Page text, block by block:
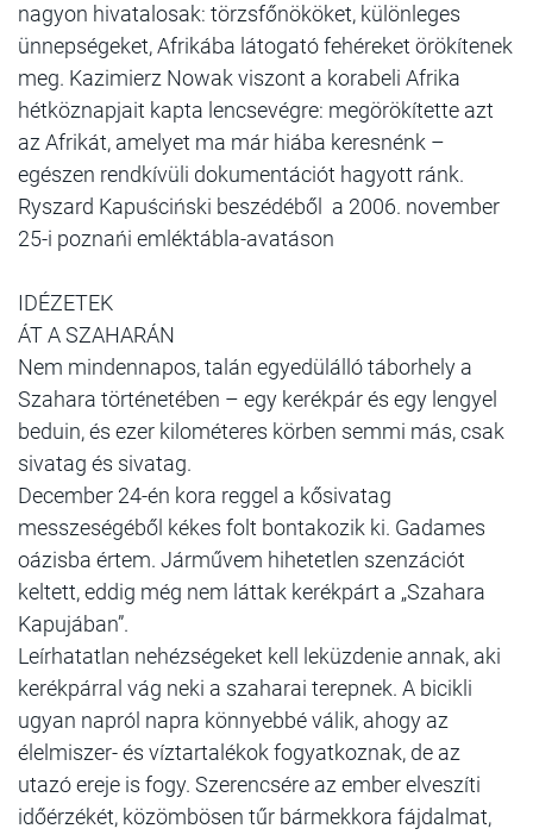
nagyon hivatalosak: törzsfőnököket, különleges
ünnepségeket, Afrikába látogató fehéreket örökítenek
meg. Kazimierz Nowak viszont a korabeli Afrika
hétköznapjait kapta lencsevégre: megörökítette azt
az Afrikát, amelyet ma már hiába keresnénk –
egészen rendkívüli dokumentációt hagyott ránk.
Ryszard Kapuściński beszédéből a 2006. november
25-i poznańi emléktábla-avatáson
IDÉZETEK
ÁT A SZAHARÁN
Nem mindennapos, talán egyedülálló táborhely a
Szahara történetében – egy kerékpár és egy lengyel
beduin, és ezer kilométeres körben semmi más, csak
sivatag és sivatag.
December 24-én kora reggel a kősivatag
messzeségéből kékes folt bontakozik ki. Gadames
oázisba értem. Járművem hihetetlen szenzációt
keltett, eddig még nem láttak kerékpárt a „Szahara
Kapujában”.
Leírhatatlan nehézségeket kell leküzdenie annak, aki
kerékpárral vág neki a szaharai terepnek. A bicikli
ugyan napról napra könnyebbé válik, ahogy az
élelmiszer- és víztartalékok fogyatkoznak, de az
utazó ereje is fogy. Szerencsére az ember elveszíti
időérzékét, közömbösen tűr bármekkora fájdalmat,